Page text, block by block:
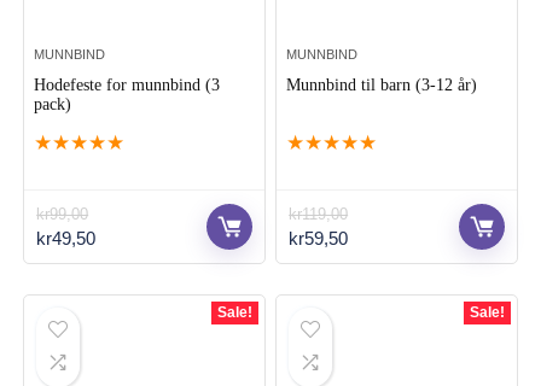
MUNNBIND
Hodefeste for munnbind (3
pack)
★★★★★
kr99,00
Opprinnelig
pris
kr49,50Nåværende
pris
MUNNBIND
Munnbind til barn (3-12 år)
★★★★★
kr119,00
Opprinnelig
pris
kr59,50Nåværende
pris
Sale! Sale!